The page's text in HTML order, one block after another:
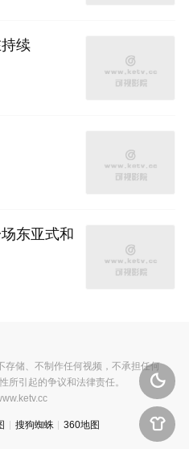
续
东亚式和


存储、不制作任何视频，不承担任何
所引起的争议和法律责任。
搜狗蜘蛛 360地图